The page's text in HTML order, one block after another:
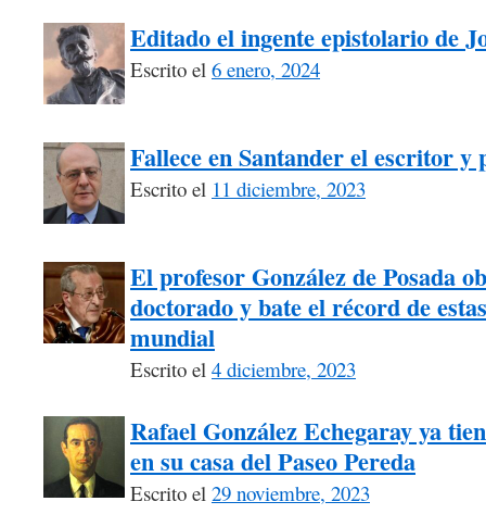
Editado el ingente epistolario de
Escrito el 6 enero, 2024
Fallece en Santander el escritor y
Escrito el 11 diciembre, 2023
El profesor González de Posada
doctorado y bate el récord de
mundial
Escrito el 4 diciembre, 2023
Rafael González Echegaray ya
en su casa del Paseo Pereda
Escrito el 29 noviembre, 2023